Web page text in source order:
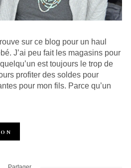
sur ce blog pour un haul
J’ai peu fait les magasins pour
est toujours le trop de
profiter des soldes pour
pour mon fils. Parce qu’un